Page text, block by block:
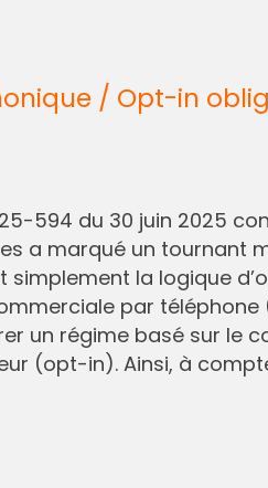
/ Opt-in
594 du 30 juin 2025
a marqué un tournant
la logique
par téléphone
un régime basé sur le
(opt-in). Ainsi, à